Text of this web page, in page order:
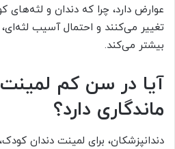
عوارض دارد، چرا که دندان و
تغییر می‌کنند و احتمال آسیب
بیشتر می‌کند.
آیا در سن کم
ماندگاری دارد؟
دندانپزشکان، برای لمینت دندان